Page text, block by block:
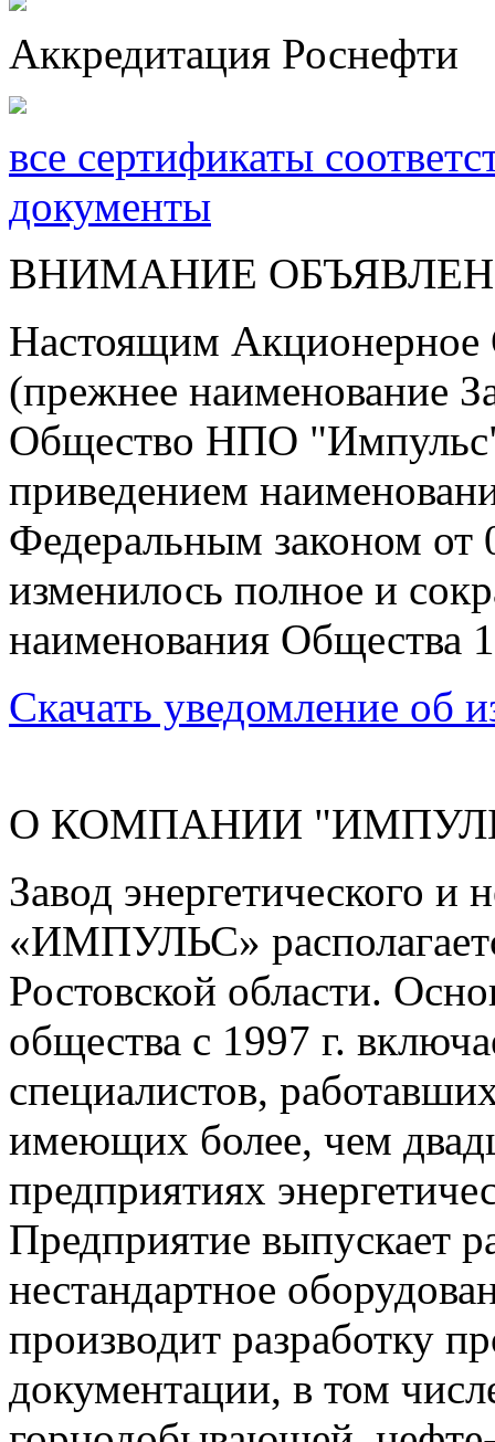
Аккредитация Роснефти
все сертификаты
документы
ВНИМАНИЕ
Настоящим
(прежнее наименование
Общество НПО
приведением
Федеральным законом
изменилось полное и
наименования Общества
Скачать уведомление об
О КОМПАНИИ
Завод энергетического и
«ИМПУЛЬС»
Ростовской области.
общества с 1997 г.
специалистов,
имеющих более, чем
предприятиях
Предприятие выпускает
нестандартное
производит разработку
документации, в том